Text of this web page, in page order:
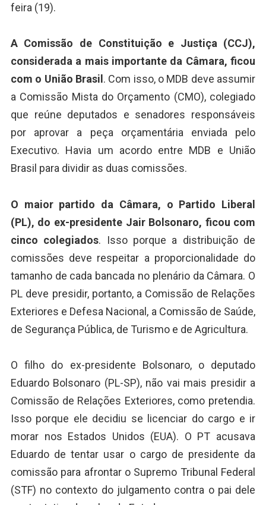
feira (19).
A Comissão de Constituição e Justiça (CCJ),
considerada a mais importante da Câmara, ficou
com o União Brasil . Com isso, o MDB deve assumir
a Comissão Mista do Orçamento (CMO), colegiado
que reúne deputados e senadores responsáveis
por aprovar a peça orçamentária enviada pelo
Executivo. Havia um acordo entre MDB e União
Brasil para dividir as duas comissões.
O maior partido da Câmara, o Partido Liberal
(PL), do ex-presidente Jair Bolsonaro, ficou com
cinco colegiados. Isso porque a distribuição de
comissões deve respeitar a proporcionalidade do
tamanho de cada bancada no plenário da Câmara. O
PL deve presidir, portanto, a Comissão de Relações
Exteriores e Defesa Nacional, a Comissão de Saúde,
de Segurança Pública, de Turismo e de Agricultura.
O filho do ex-presidente Bolsonaro, o deputado
Eduardo Bolsonaro (PL-SP), não vai mais presidir a
Comissão de Relações Exteriores, como pretendia.
Isso porque ele decidiu se licenciar do cargo e ir
morar nos Estados Unidos (EUA). O PT acusava
Eduardo de tentar usar o cargo de presidente da
comissão para afrontar o Supremo Tribunal Federal
(STF) no contexto do julgamento contra o pai dele